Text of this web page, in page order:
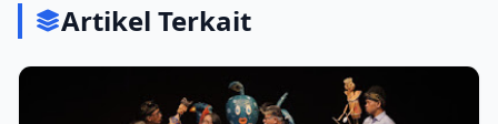
Artikel Terkait